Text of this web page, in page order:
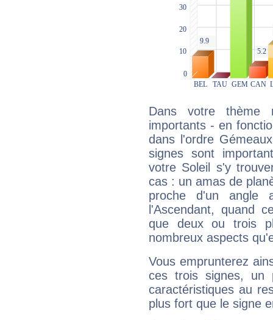
Dans votre thème
importants - en
dans l'ordre
signes sont
votre Soleil s'y
cas : un amas de
proche d'un
l'Ascendant, quand
que deux ou trois
nombreux aspects
Vous emprunterez
ces trois signes, un
caractéristiques au
plus fort que le signe